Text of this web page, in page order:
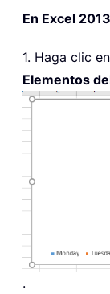
En Excel
1. Haga clic
Elementos
.